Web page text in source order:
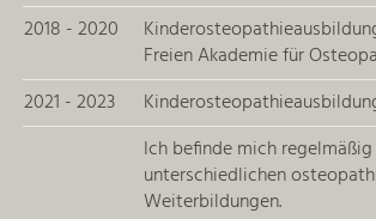
2018 - 2020
Freien Akademie für
2021 - 2023
Ich befinde mich
unterschiedlichen
Weiterbildungen.